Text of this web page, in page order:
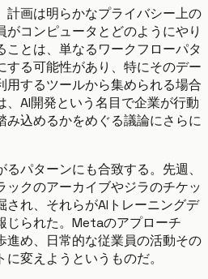
計画は明らかなプライバシー上の
コンピュータとどのようにやり
ことは、単なるワークフローパタ
する可能性があり、特にそのデー
用するツールから集められる場合
、AI開発という名目で企業が行動
み込めるかをめぐる議論にさらに
パターンにも合致する。先週、
ックのアーカイブやジラのチケッ
され、それらがAIトレーニングデ
じられた。Metaのアプローチ
進め、日常的な従業員の活動その
変えようというものだ。